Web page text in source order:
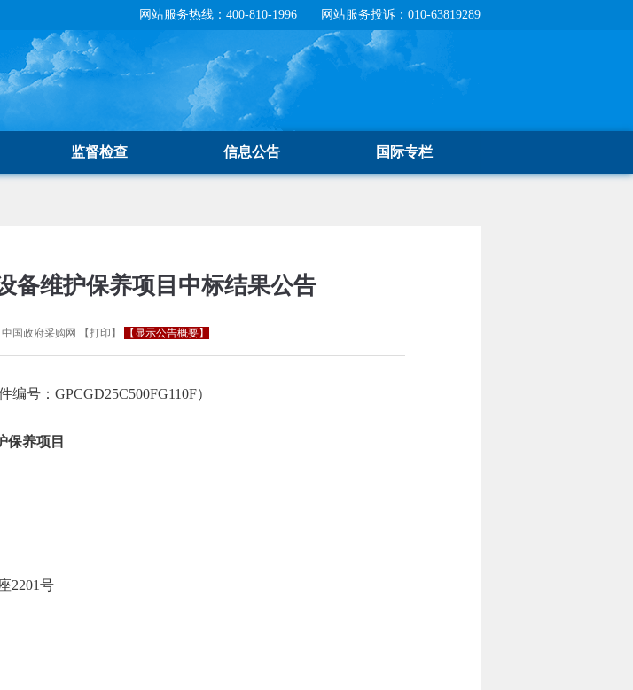
网站服务热线：400-810-1996 | 网站服务投诉：010-63819289
监督检查 信息公告 国际专栏
备维护保养项目中标结果公告
中国政府采购网 【打印 】 【显示公告概要】
编号：GPCGD25C500FG110F）
保养项目
2201号